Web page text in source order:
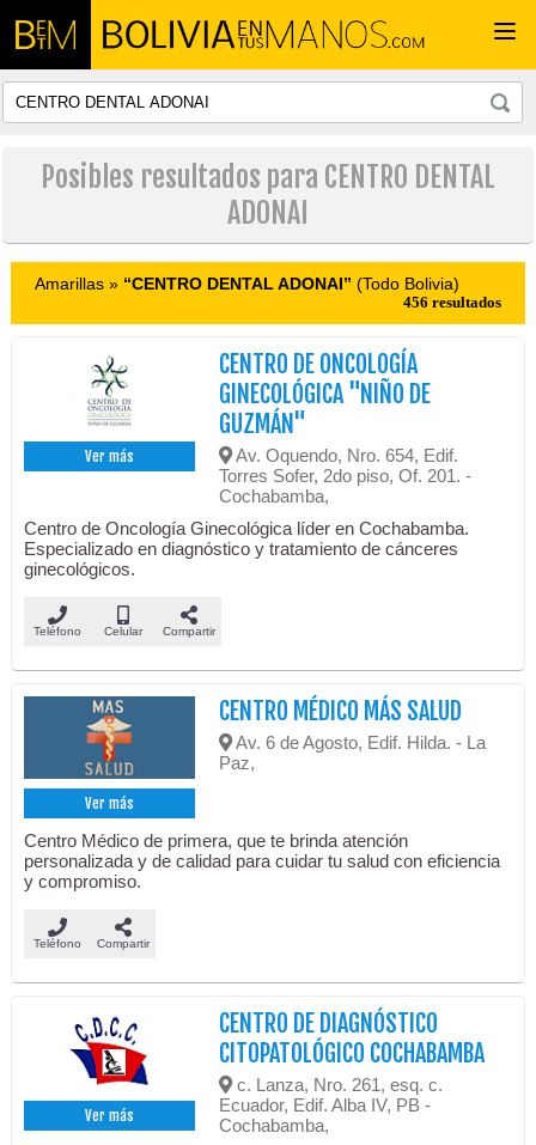
Posibles resultados para CENTRO DENTAL
ADONAI
Amarillas » “CENTRO DENTAL ADONAI” (Todo Bolivia)
456 resultados
Ver más
CENTRO DE ONCOLOGÍA
GINECOLÓGICA "NIÑO DE
GUZMÁN"
Av. Oquendo, Nro. 654, Edif.
Torres Sofer, 2do piso, Of. 201. -
Cochabamba,
Centro de Oncología Ginecológica líder en Cochabamba.
Especializado en diagnóstico y tratamiento de cánceres
ginecológicos.
Teléfono Celular Compartir
Ver más
CENTRO MÉDICO MÁS SALUD
Av. 6 de Agosto, Edif. Hilda. - La
Paz,
Centro Médico de primera, que te brinda atención
personalizada y de calidad para cuidar tu salud con eficiencia
y compromiso.
Teléfono Compartir
Ver más
CENTRO DE DIAGNÓSTICO
CITOPATOLÓGICO COCHABAMBA
c. Lanza, Nro. 261, esq. c.
Ecuador, Edif. Alba IV, PB -
Cochabamba,